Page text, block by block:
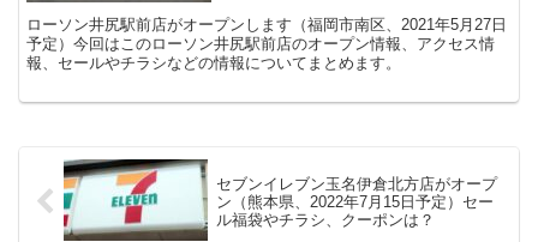
ローソン井尻駅前店がオープンします（福岡市南区、2021年5月27日
予定）今回はこのローソン井尻駅前店のオープン情報、アクセス情
報、セールやチラシなどの情報についてまとめます。
セブンイレブン玉名伊倉北方店がオープ
ン（熊本県、2022年7月15日予定）セー
ル福袋やチラシ、クーポンは？